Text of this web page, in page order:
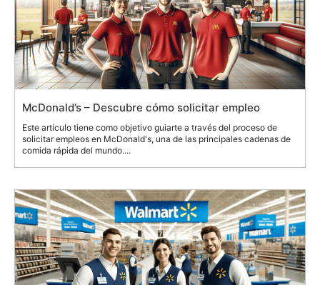
McDonald’s – Descubre cómo solicitar empleo
Este artículo tiene como objetivo guiarte a través del proceso de
solicitar empleos en McDonald's, una de las principales cadenas de
comida rápida del mundo....